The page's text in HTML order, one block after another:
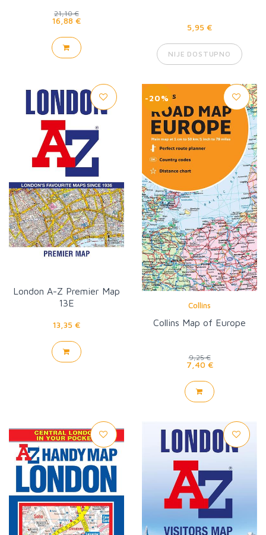
21,10 €
16,88 €
5,95 €
NIJE DOSTUPNO
London A-Z Premier Map
13E
13,35 €
-20%
Collins
Collins Map of Europe
9,25 €
7,40 €